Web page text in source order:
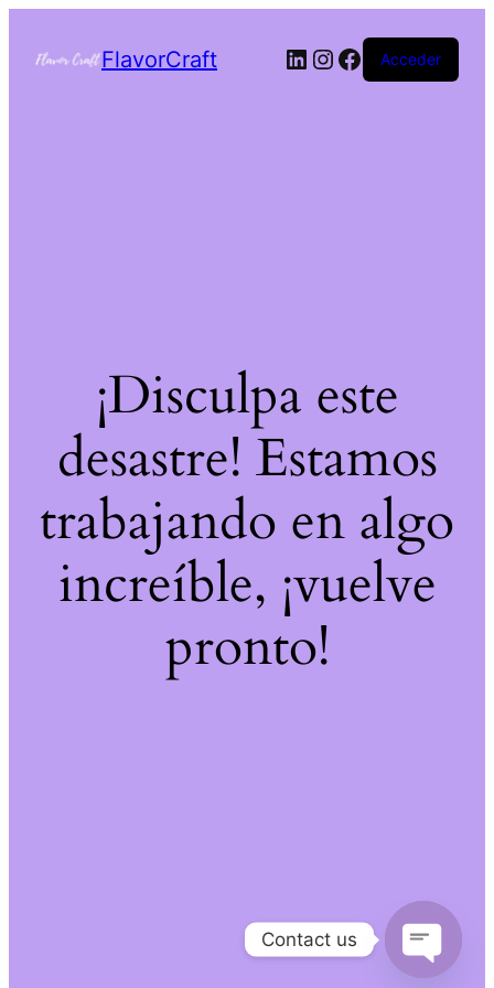
FlavorCraft Acceder
¡Disculpa este
desastre! Estamos
trabajando en algo
increíble, ¡vuelve
pronto!
Contact us